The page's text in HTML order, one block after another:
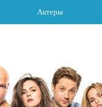
Актеры